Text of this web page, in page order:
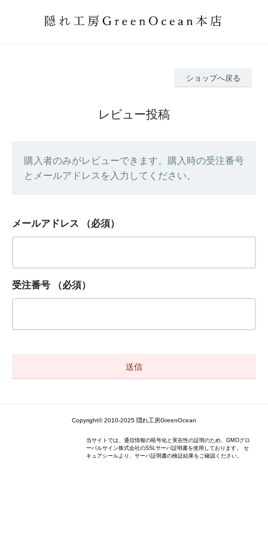
ショップへ戻る
レビュー投稿
購入者のみがレビューできます。購入時の受注番号
とメールアドレスを入力してください。
メールアドレス （必須）
受注番号 （必須）
Copyright© 2010-2025 隠れ工房GreenOcean
当サイトでは、通信情報の暗号化と実在性の証明のため、GMOグロ
ーバルサイン株式会社のSSLサーバ証明書を使用しております。 セ
キュアシールより、サーバ証明書の検証結果をご確認ください。